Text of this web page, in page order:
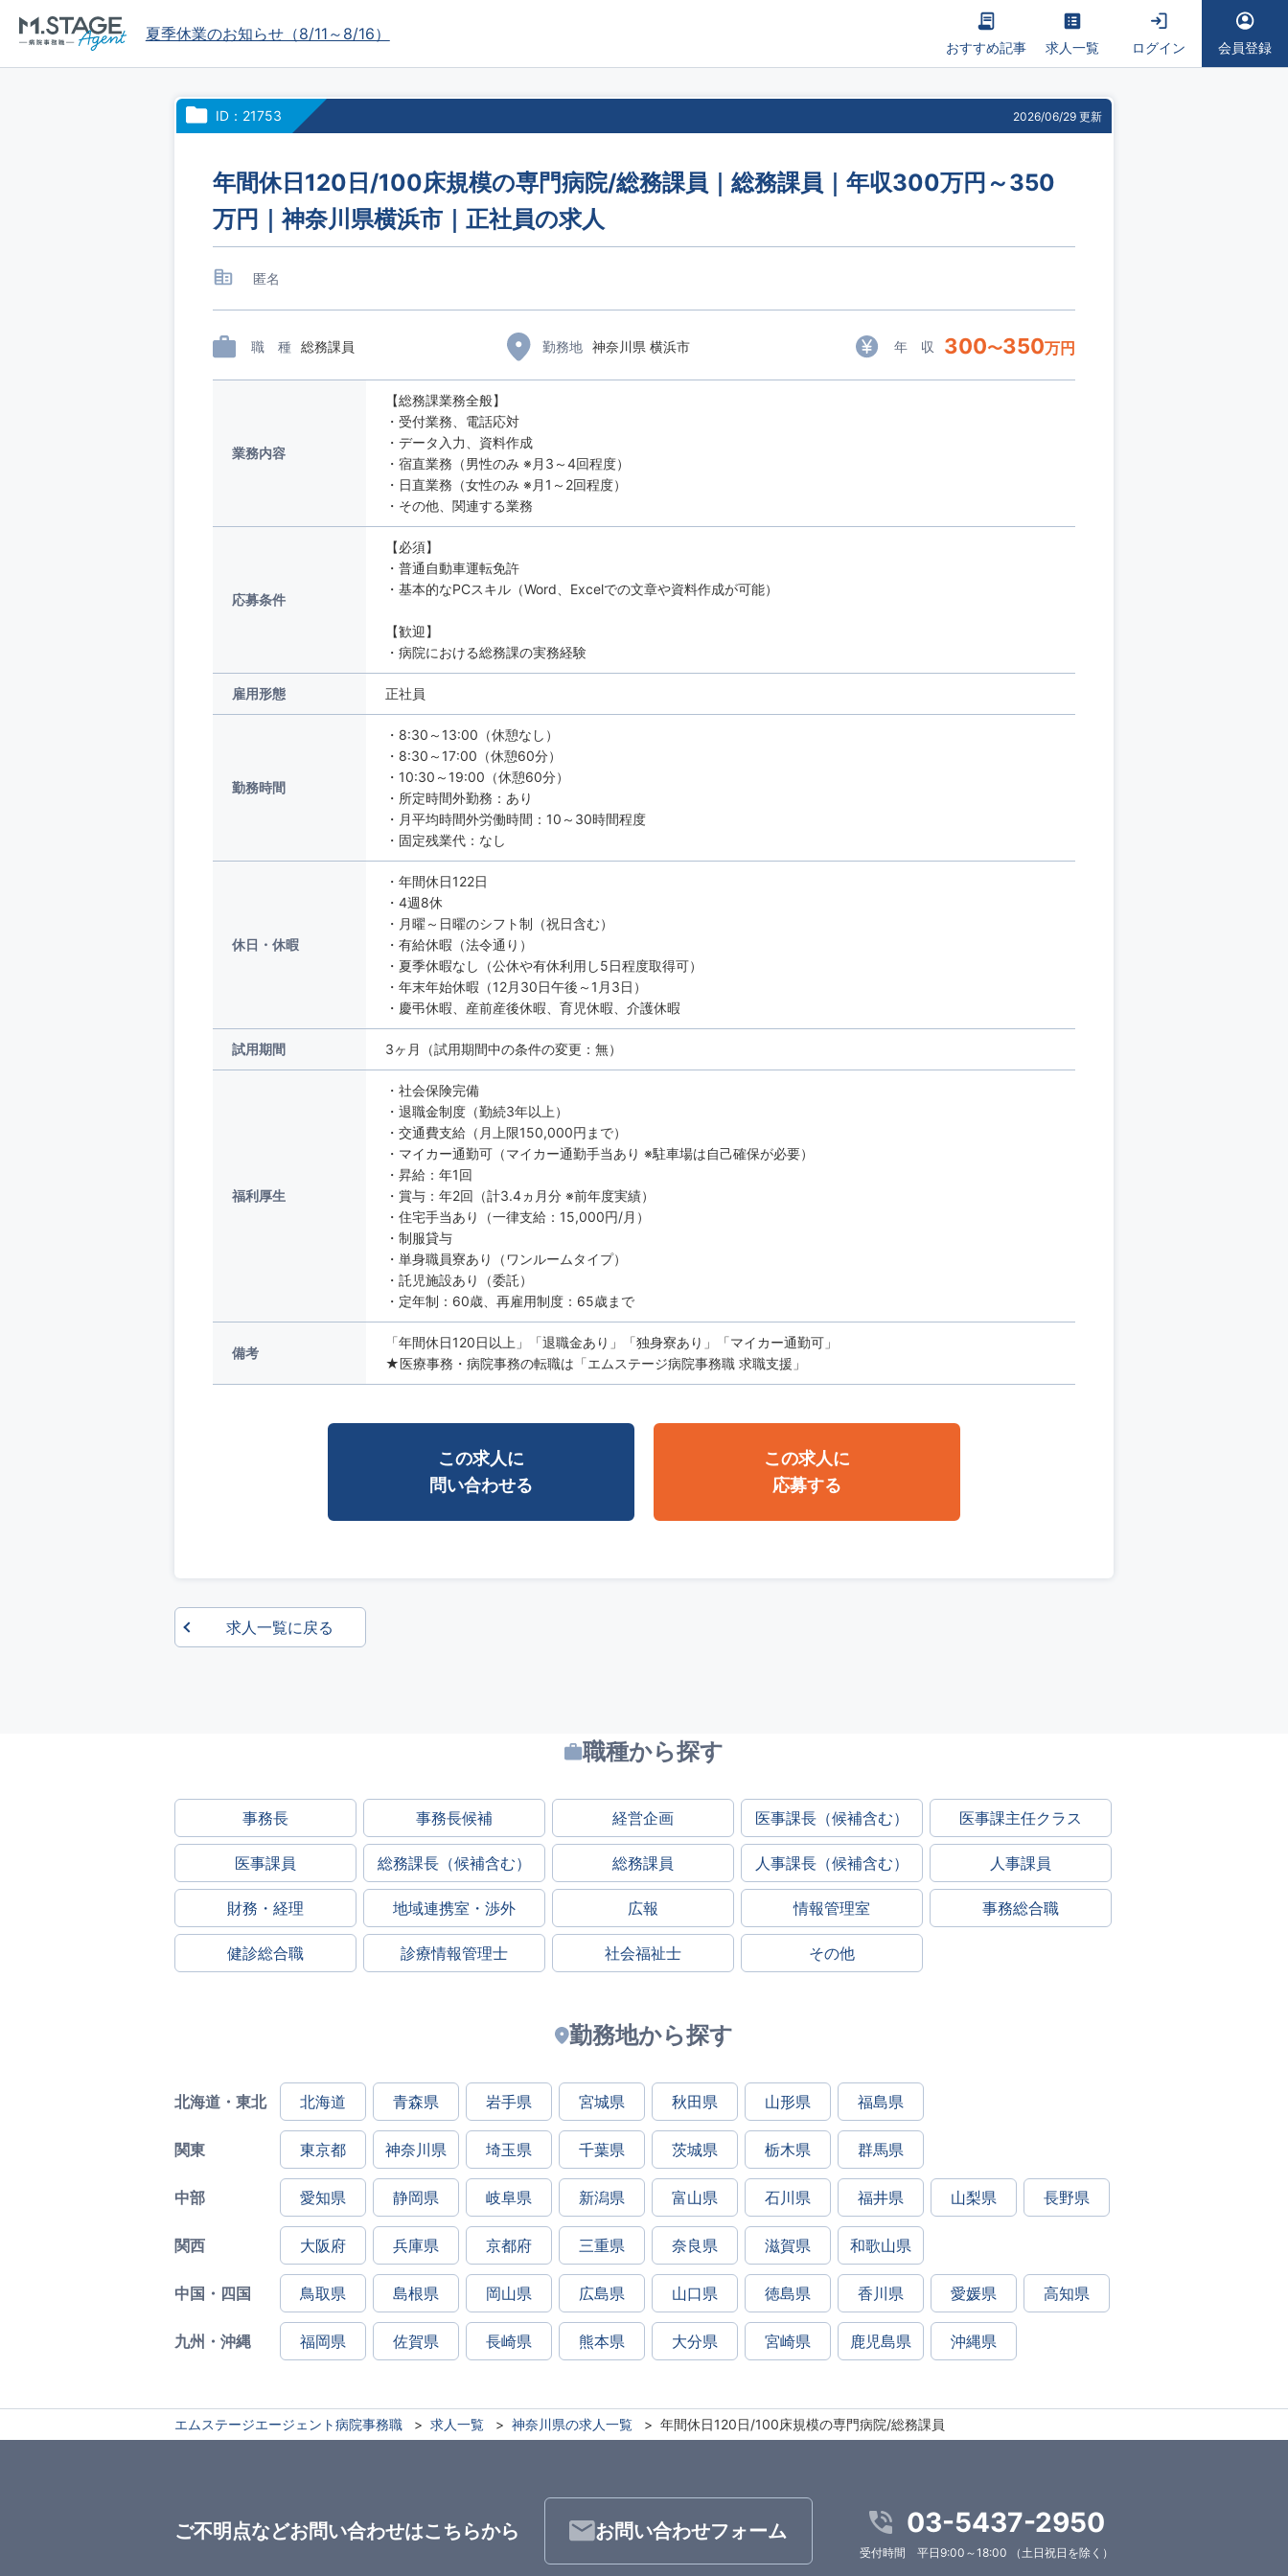
夏季休業のお知らせ（8/11～8/16）
おすすめ記事 求人一覧 ログイン 会員登録
ID：21753 2026/06/29 更新
年間休日120日/100床規模の専門病院/総務課員｜総務課員｜年収300万円～350
万円｜神奈川県横浜市｜正社員の求人
匿名
職 種 総務課員 勤務地 神奈川県 横浜市 年 収 300〜350万円
業務内容
【総務課業務全般】
・受付業務、電話応対
・データ入力、資料作成
・宿直業務（男性のみ ※月3～4回程度）
・日直業務（女性のみ ※月1～2回程度）
・その他、関連する業務
応募条件
【必須】
・普通自動車運転免許
・基本的なPCスキル（Word、Excelでの文章や資料作成が可能）
【歓迎】
・病院における総務課の実務経験
雇用形態 正社員
勤務時間
・8:30～13:00（休憩なし）
・8:30～17:00（休憩60分）
・10:30～19:00（休憩60分）
・所定時間外勤務：あり
・月平均時間外労働時間：10～30時間程度
・固定残業代：なし
休日・休暇
・年間休日122日
・4週8休
・月曜～日曜のシフト制（祝日含む）
・有給休暇（法令通り）
・夏季休暇なし（公休や有休利用し5日程度取得可）
・年末年始休暇（12月30日午後～1月3日）
・慶弔休暇、産前産後休暇、育児休暇、介護休暇
試用期間 3ヶ月（試用期間中の条件の変更：無）
福利厚生
・社会保険完備
・退職金制度（勤続3年以上）
・交通費支給（月上限150,000円まで）
・マイカー通勤可（マイカー通勤手当あり ※駐車場は自己確保が必要）
・昇給：年1回
・賞与：年2回（計3.4ヵ月分 ※前年度実績）
・住宅手当あり（一律支給：15,000円/月）
・制服貸与
・単身職員寮あり（ワンルームタイプ）
・託児施設あり（委託）
・定年制：60歳、再雇用制度：65歳まで
備考
「年間休日120日以上」「退職金あり」「独身寮あり」「マイカー通勤可」
★医療事務・病院事務の転職は「エムステージ病院事務職 求職支援」
この求人に
問い合わせる
この求人に
応募する
求人一覧に戻る
職種から探す
事務長 事務長候補 経営企画 医事課長（候補含む） 医事課主任クラス
医事課員 総務課長（候補含む） 総務課員 人事課長（候補含む） 人事課員
財務・経理 地域連携室・渉外 広報 情報管理室 事務総合職
健診総合職 診療情報管理士 社会福祉士 その他
勤務地から探す
北海道・東北 北海道 青森県 岩手県 宮城県 秋田県 山形県 福島県
関東 東京都 神奈川県 埼玉県 千葉県 茨城県 栃木県 群馬県
中部 愛知県 静岡県 岐阜県 新潟県 富山県 石川県 福井県 山梨県 長野県
関西 大阪府 兵庫県 京都府 三重県 奈良県 滋賀県 和歌山県
中国・四国 鳥取県 島根県 岡山県 広島県 山口県 徳島県 香川県 愛媛県 高知県
九州・沖縄 福岡県 佐賀県 長崎県 熊本県 大分県 宮崎県 鹿児島県 沖縄県
エムステージエージェント病院事務職 求人一覧 神奈川県の求人一覧 年間休日120日/100床規模の専門病院/総務課員
ご不明点などお問い合わせはこちらから お問い合わせフォーム 03-5437-2950
受付時間 平日9:00～18:00 （土日祝日を除く）